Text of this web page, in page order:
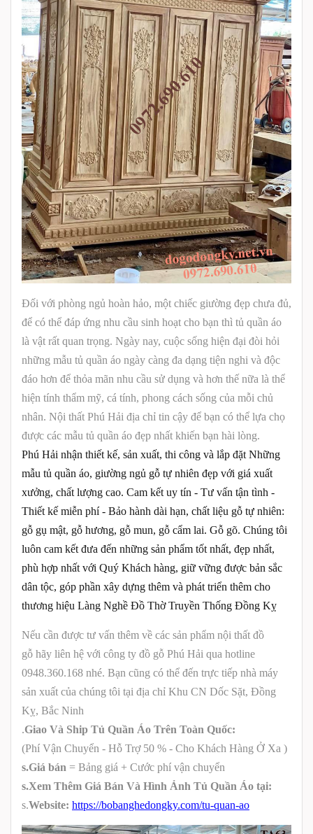
Đối với phòng ngủ hoàn hảo, một chiếc giường đẹp chưa đủ,
để có thể đáp ứng nhu cầu sinh hoạt cho bạn thì tủ quần áo
là vật rất quan trọng. Ngày nay, cuộc sống hiện đại đòi hỏi
những mẫu tủ quần áo ngày càng đa dạng tiện nghi và độc
đáo hơn để thỏa mãn nhu cầu sử dụng và hơn thế nữa là thể
hiện tính thẩm mỹ, cá tính, phong cách sống của mỗi chủ
nhân. Nội thất Phú Hải địa chỉ tin cậy để bạn có thể lựa chọ
được các mẫu tủ quần áo đẹp nhất khiến bạn hài lòng.
Phú Hải nhận thiết kế, sản xuất, thi công và lắp đặt Những
mẫu tủ quần áo, giường ngủ gỗ tự nhiên đẹp với giá xuất
xưởng, chất lượng cao. Cam kết uy tín - Tư vấn tận tình -
Thiết kế miễn phí - Bảo hành dài hạn, chất liệu gỗ tự nhiên:
gỗ gụ mật, gỗ hương, gỗ mun, gỗ cẩm lai. Gỗ gõ. Chúng tôi
luôn cam kết đưa đến những sản phẩm tốt nhất, đẹp nhất,
phù hợp nhất với Quý Khách hàng, giữ vững được bản sắc
dân tộc, góp phần xây dựng thêm và phát triển thêm cho
thương hiệu Làng Nghề Đồ Thờ Truyền Thống Đồng Kỵ
Nếu cần được tư vấn thêm về các sản phẩm nội thất đồ
gỗ hãy liên hệ với công ty đồ gỗ Phú Hải qua hotline
0948.360.168 nhé. Bạn cũng có thể đến trực tiếp nhà máy
sản xuất của chúng tôi tại địa chỉ Khu CN Dốc Sặt, Đồng
Kỵ, Bắc Ninh
.Giao Và Ship Tủ Quần Áo Trên Toàn Quốc:
(Phí Vận Chuyển - Hỗ Trợ 50 % - Cho Khách Hàng Ở Xa )
s.Giá bán = Bảng giá + Cước phí vận chuyển
s.Xem Thêm Giá Bán Và Hình Ảnh Tủ Quần Áo tại:
s.Website: https://bobanghedongky.com/tu-quan-ao